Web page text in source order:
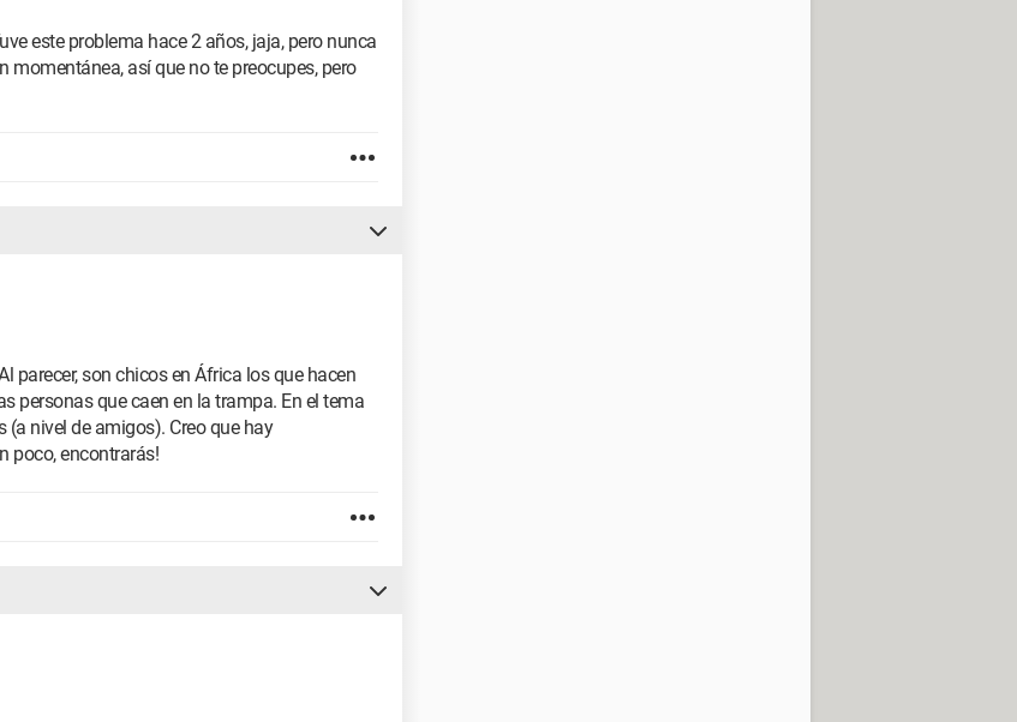
este problema hace 2 años, jaja, pero nunca
momentánea, así que no te preocupes, pero
parecer, son chicos en África los que hacen
personas que caen en la trampa. En el tema
nivel de amigos). Creo que hay
poco, encontrarás!